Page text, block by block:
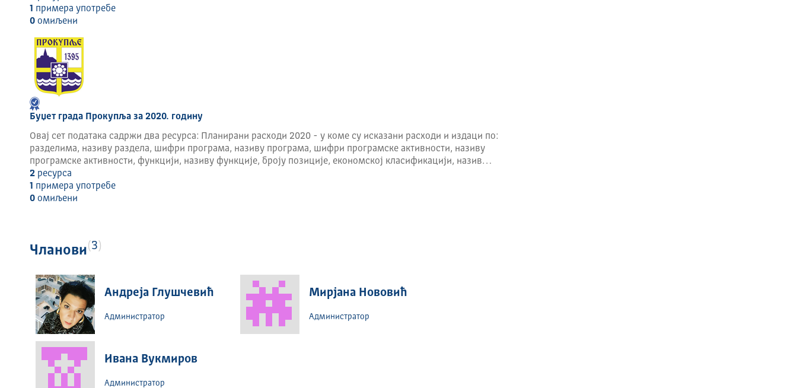
1 примера употребе
0омиљени
Буџет града Прокупља за 2020. годину
Овај сет података садржи два ресурса: Планирани расходи 2020 - у коме су исказани расходи и издаци по:
разделима, називу раздела, шифри програма, називу програма, шифри програмске активности, називу
програмске активности, функцији, називу функције, броју позиције, економској класификацији, назив…
2ресурса
1 примера употребе
0омиљени
Чланови 3
Андреја Глушчевић
Администратор
Мирјана Нововић
Администратор
Ивана Вукмиров
Администратор